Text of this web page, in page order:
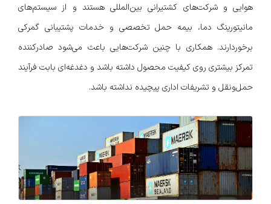
هوایی و شرکت‌های کشتیرانی بین‌المللی هستند و از سیستم‌های
مانیتورینگ دما، بیمه حمل تخصصی و خدمات پشتیبانی گمرکی
برخوردارند. همکاری با چنین شرکت‌هایی باعث می‌شود صادرکننده
تمرکز بیشتری روی کیفیت محصول داشته باشد و دغدغه‌ای بابت فرآیند
حمل‌ونقل و تشریفات اداری پیچیده نداشته باشد.